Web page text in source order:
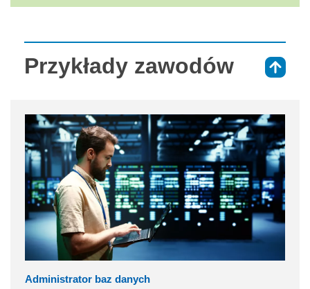
Przykłady zawodów
Administrator baz danych